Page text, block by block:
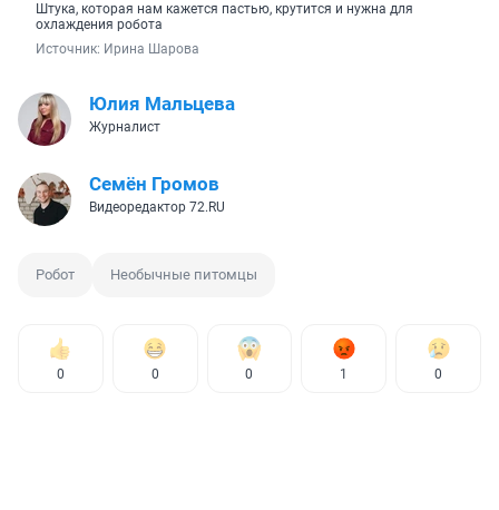
Штука, которая нам кажется пастью, крутится и нужна для
охлаждения робота
Источник: Ирина Шарова
Юлия Мальцева
Журналист
Семён Громов
Видеоредактор 72.RU
Робот Необычные питомцы
0 0 0 1 0